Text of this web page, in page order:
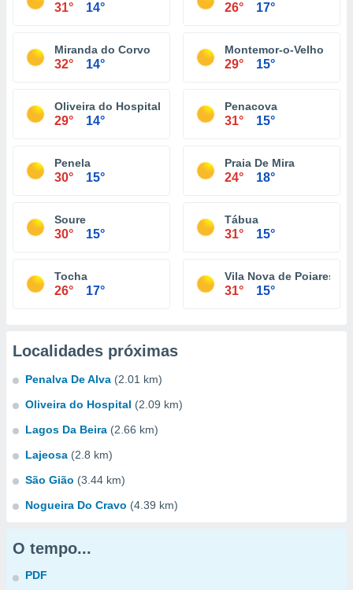
31° 14° 26° 17°
Miranda do Corvo
32° 14°
Montemor-o-Velho
29° 15°
Oliveira do Hospital
29° 14°
Penacova
31° 15°
Penela
30° 15°
Praia De Mira
24° 18°
Soure
30° 15°
Tábua
31° 15°
Tocha
26° 17°
Vila Nova de Poiares
31° 15°
Localidades próximas
Penalva De Alva (2.01 km)
Oliveira do Hospital (2.09 km)
Lagos Da Beira (2.66 km)
Lajeosa (2.8 km)
São Gião (3.44 km)
Nogueira Do Cravo (4.39 km)
O tempo...
PDF